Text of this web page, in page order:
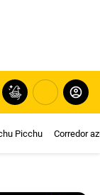
Picchu Corredor